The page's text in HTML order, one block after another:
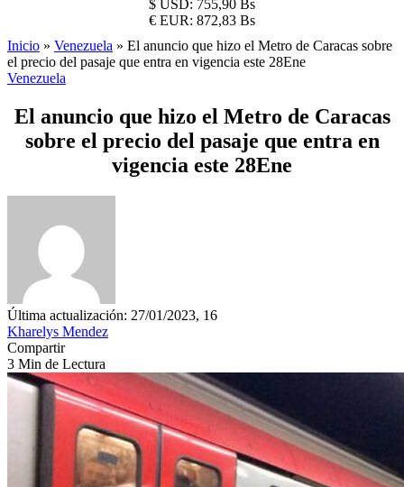
$ USD: 755,90 Bs
€ EUR: 872,83 Bs
Inicio » Venezuela » El anuncio que hizo el Metro de Caracas sobre
el precio del pasaje que entra en vigencia este 28Ene
Venezuela
El anuncio que hizo el Metro de Caracas
sobre el precio del pasaje que entra en
vigencia este 28Ene
Última actualización: 27/01/2023, 16
Kharelys Mendez
Compartir
3 Min de Lectura